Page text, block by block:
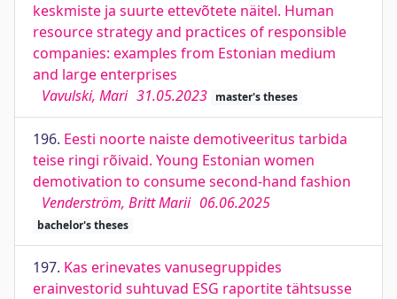
keskmiste ja suurte ettevõtete näitel. Human
resource strategy and practices of responsible
companies: examples from Estonian medium
and large enterprises
Vavulski, Mari 31.05.2023 master's theses
196. Eesti noorte naiste demotiveeritus tarbida
teise ringi rõivaid. Young Estonian women
demotivation to consume second-hand fashion
Venderström, Britt Marii 06.06.2025
bachelor's theses
197. Kas erinevates vanusegruppides
erainvestorid suhtuvad ESG raportite tähtsusse